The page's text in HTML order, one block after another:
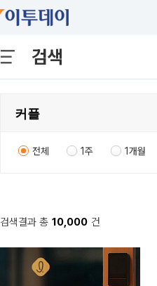
검색
전체 1주 1개월
검색결과 총 10,000 건